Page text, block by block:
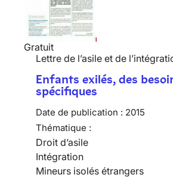
Gratuit
Lettre de l’asile et de
Enfants exilés, des
spécifiques
Date de publication : 2015
Thématique :
Droit d’asile
Intégration
Mineurs isolés étrangers